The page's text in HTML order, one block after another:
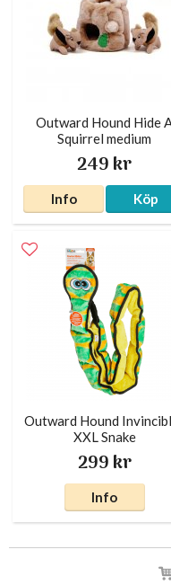
Outward Hound Hide
Squirrel medium
249 kr
Info Köp
Outward Hound
XXL Snake
299 kr
Info